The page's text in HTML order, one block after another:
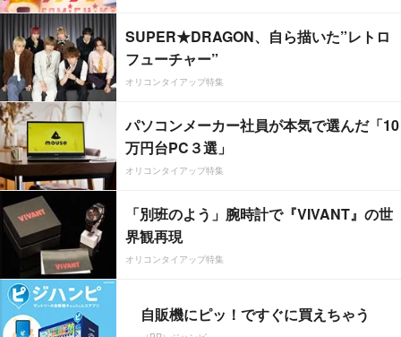
SUPER★DRAGON、自ら描いた”レトロ
フューチャー”
オリコンタイアップ特集
パソコンメーカー社員が本気で選んだ「10
万円台PC３選」
オリコンタイアップ特集
「別班のよう」腕時計で『VIVANT』の世
界観再現
オリコンタイアップ特集
自販機にピッ！ですぐに買えちゃう